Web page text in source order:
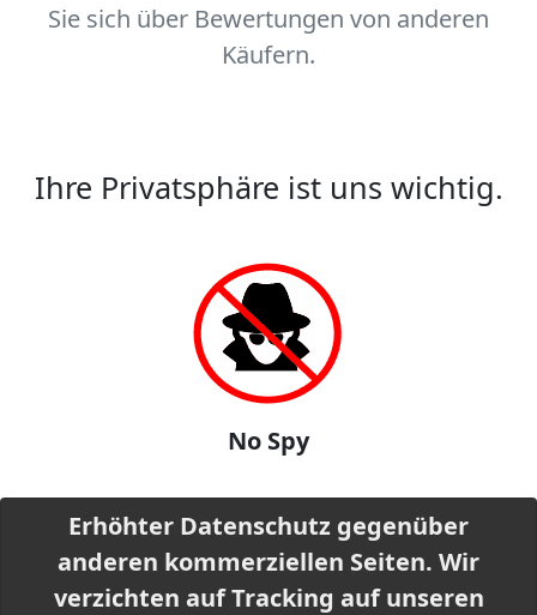
Sie sich über Bewertungen von anderen
Käufern.
Ihre Privatsphäre ist uns wichtig.
No Spy
Erhöhter Datenschutz gegenüber
anderen kommerziellen Seiten. Wir
verzichten auf Tracking auf unseren